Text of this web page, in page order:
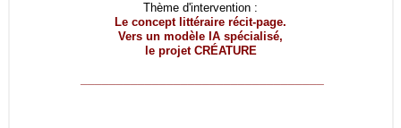
Thème d'intervention :
Le concept littéraire récit-page.
Vers un modèle IA spécialisé,
le projet CRÉATURE